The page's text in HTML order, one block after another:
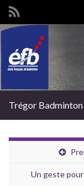
Trégor Badminton
Un geste